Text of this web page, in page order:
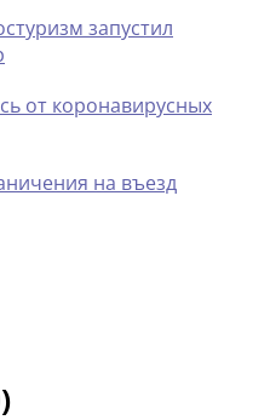
запустил
от коронавирусных
на въезд